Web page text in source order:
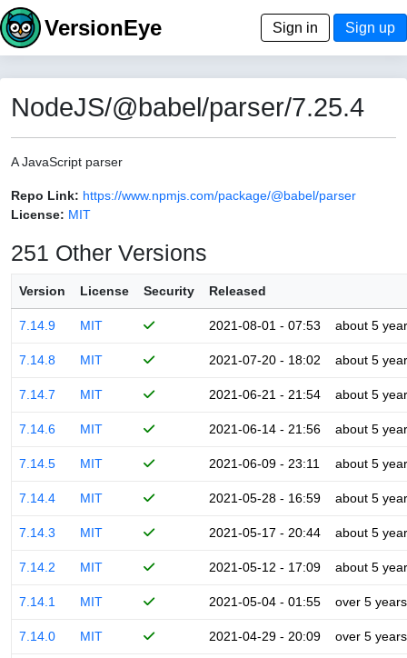
VersionEye Sign in Sign up
NodeJS/@babel/parser/7.25.4
A JavaScript parser
Repo Link: https://www.npmjs.com/package/@babel/parser
License: MIT
251 Other Versions
Version License Security Released
7.14.9 MIT 2021-08-01 - 07:53 about 5
7.14.8 MIT 2021-07-20 - 18:02 about 5
7.14.7 MIT 2021-06-21 - 21:54 about 5
7.14.6 MIT 2021-06-14 - 21:56 about 5
7.14.5 MIT 2021-06-09 - 23:11 about 5
7.14.4 MIT 2021-05-28 - 16:59 about 5
7.14.3 MIT 2021-05-17 - 20:44 about 5
7.14.2 MIT 2021-05-12 - 17:09 about 5
7.14.1 MIT 2021-05-04 - 01:55 over 5 years
7.14.0 MIT 2021-04-29 - 20:09 over 5 years